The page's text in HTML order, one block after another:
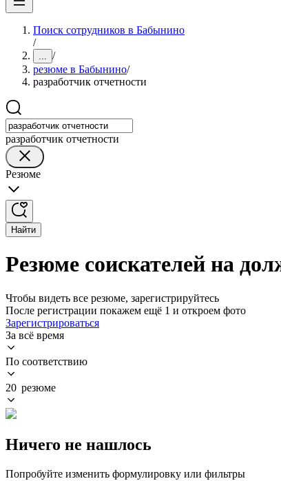
Поиск сотрудников в Бабынино
/
... /
резюме в Бабынино/
разработчик отчетности
разработчик отчетности
Резюме
Найти
Резюме соискателей на
Чтобы видеть все резюме, зарегистрируйтесь
После регистрации покажем ещё 1 и откроем фото
Зарегистрироваться
За всё время
По соответствию
20 резюме
Ничего не нашлось
Попробуйте изменить формулировку или фильтры